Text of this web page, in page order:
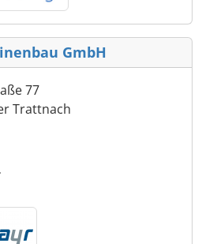
GmbH
77
Trattnach